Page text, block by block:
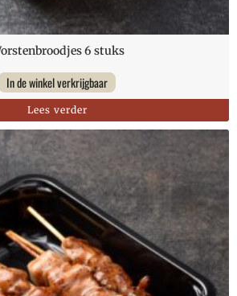
6 stuks
In de winkel verkrijgbaar
Lees verder